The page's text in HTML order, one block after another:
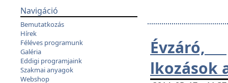
Navigáció
Bemutatkozás
Hírek
Féléves programunk
Galéria
Eddigi programjaink
Szakmai anyagok
Webshop
Évzáró,
lkozások